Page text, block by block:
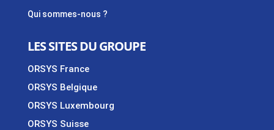
Qui sommes-nous ?
LES SITES DU GROUPE
ORSYS France
ORSYS Belgique
ORSYS Luxembourg
ORSYS Suisse